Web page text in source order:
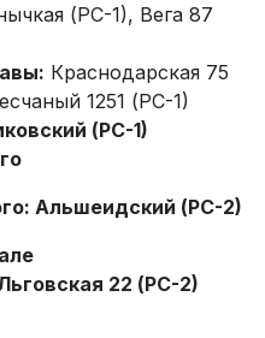
(РС-1), Вега 87
Краснодарская 75
1251 (РС-1)
(РС-1)
Альшеидский (РС-2)
22 (РС-2)